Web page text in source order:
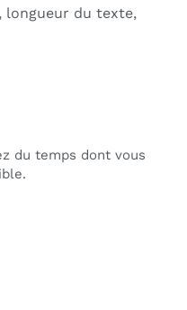
longueur du texte,
du temps dont vous